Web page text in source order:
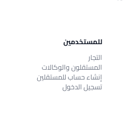
للمستخدمين
التجار
المستقلون والوكالات
إنشاء حساب للمستقلين
تسجيل الدخول